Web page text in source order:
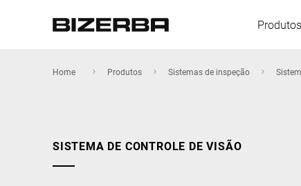
América
Home Produtos Sistemas de inspeção
SISTEMA DE CONTROLE DE VISÃO